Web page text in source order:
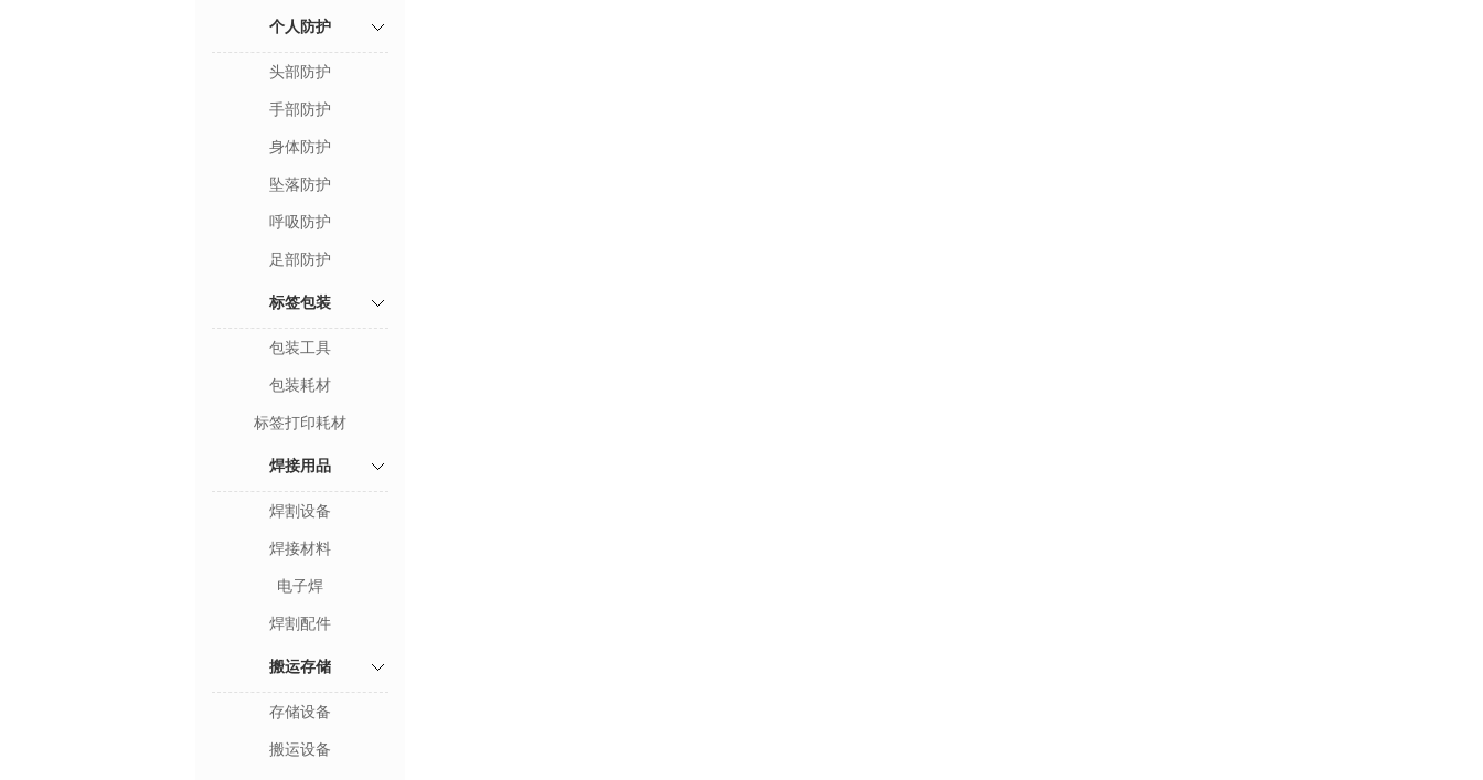
个人防护
头部防护
手部防护
身体防护
坠落防护
呼吸防护
足部防护
标签包装
包装工具
包装耗材
标签打印耗材
焊接用品
焊割设备
焊接材料
电子焊
焊割配件
搬运存储
存储设备
搬运设备